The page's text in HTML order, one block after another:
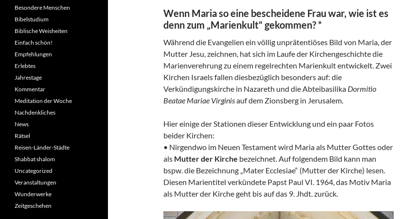
Wenn Maria so eine bescheidene Frau war, wie ist es
denn zum „Marienkult“ gekommen? *
Während die Evangelien ein völlig unprätentiöses Bild von Maria, der
Mutter Jesu, zeichnen, hat sich im Laufe der Kirchengeschichte die
Marienverehrung zu einem regelrechten Marienkult entwickelt. Zwei
Kirchen Israels fallen diesbezüglich besonders auf: die
Verkündigungskirche in Nazareth und die Abteibasilika Dormitio
Beatae Mariae Virginisauf dem Zionsberg in Jerusalem.
Hier einige der Stationen dieser Entwicklung und ein paar Fotos
beider Kirchen:
• Nirgendwo im Neuen Testament wird Maria als Mutter Gottes oder
als Mutter der Kirche bezeichnet. Auf folgendem Bild kann man
bspw. die Bezeichnung „Mater Ecclesiae“ (Mutter der Kirche) lesen.
Diesen Marientitel verkündete Papst Paul VI. 1964, das Motiv Maria
als Mutter der Kirche geht bis auf das 9. Jhdt. zurück.
Besondere Menschen
Bibelstudium
Biblische Weisheiten
Einfach schön!
Empfehlungen
Erlebtes
Jahrestage
Kommentar
Meditation der Woche
Nachdenkliches
News
Rätsel
Reisen-Länder-Städte
Shabbat shalom
Uncategorized
Veranstaltungen
Wunderwerke
Zeitgeschehen